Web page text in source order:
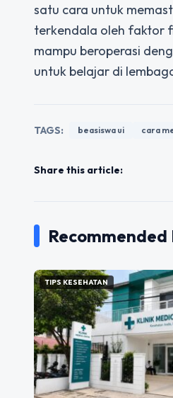
satu cara untuk
terkendala oleh faktor
mampu beroperasi
untuk belajar di
TAGS: beasiswa ui cara
Share this article:
Recommended
TIPS KESEHATAN